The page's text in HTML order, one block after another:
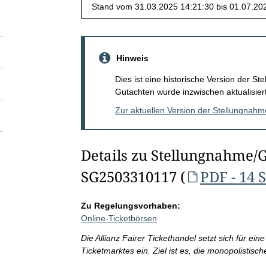
Hinweis
Dies ist eine historische Version der
Gutachten wurde inzwischen
Zur aktuellen Version der
Details zu Stellungnahme/
SG2503310117 (
PDF - 14
Zu Regelungsvorhaben:
Online-Ticketbörsen
Die Allianz Fairer Tickethandel setzt sich für
Ticketmarktes ein. Ziel ist es, die